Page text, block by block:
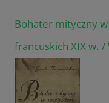
Bohater mityczny
francuskich XIX w.